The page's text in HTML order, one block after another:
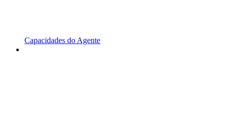
Capacidades do Agente